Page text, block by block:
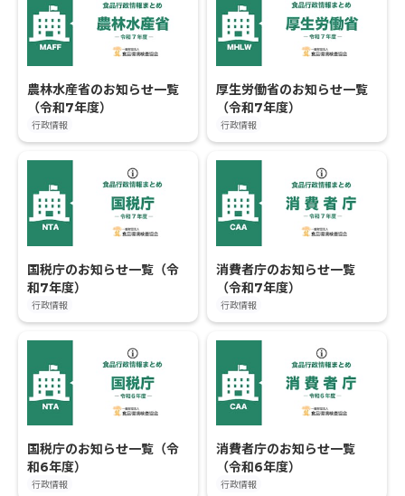
農林水産省のお知らせ一覧
（令和7年度）
行政情報
厚生労働省のお知らせ一覧
（令和7年度）
行政情報
国税庁のお知らせ一覧（令
和7年度）
行政情報
消費者庁のお知らせ一覧
（令和7年度）
行政情報
国税庁のお知らせ一覧（令
和6年度）
行政情報
消費者庁のお知らせ一覧
（令和6年度）
行政情報